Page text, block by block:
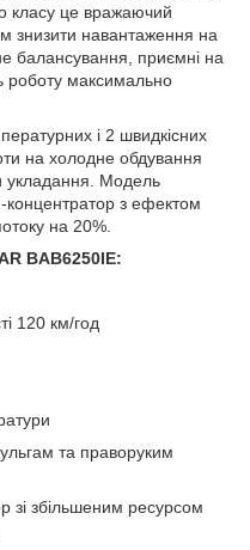
класу це вражаючий
знизити навантаження на
балансування, приємні на
роботу максимально
і 2 швидкісних
на холодне обдування
укладання. Модель
концентратор з ефектом
на 20%.
BAB6250IE:
120 км/год
та праворуким
зі збільшеним ресурсом